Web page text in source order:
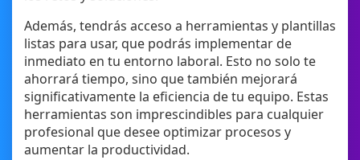
Además, tendrás acceso a herramientas y plantillas
listas para usar, que podrás implementar de
inmediato en tu entorno laboral. Esto no solo te
ahorrará tiempo, sino que también mejorará
significativamente la eficiencia de tu equipo. Estas
herramientas son imprescindibles para cualquier
profesional que desee optimizar procesos y
aumentar la productividad.